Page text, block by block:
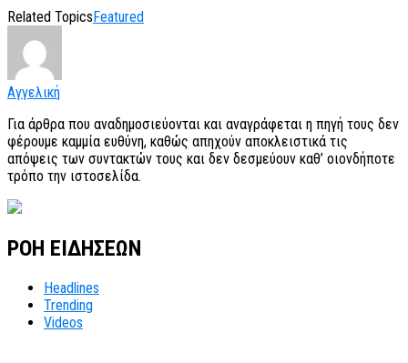
Related Topics Featured
Αγγελική
Για άρθρα που αναδημοσιεύονται και αναγράφεται η πηγή τους δεν
φέρουμε καμμία ευθύνη, καθώς απηχούν αποκλειστικά τις
απόψεις των συντακτών τους και δεν δεσμεύουν καθ’ οιονδήποτε
τρόπο την ιστοσελίδα.
ΡΟΗ ΕΙΔΗΣΕΩΝ
Headlines
Trending
Videos